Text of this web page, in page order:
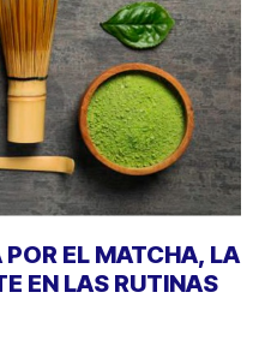
EL MATCHA, LA
EN LAS RUTINAS